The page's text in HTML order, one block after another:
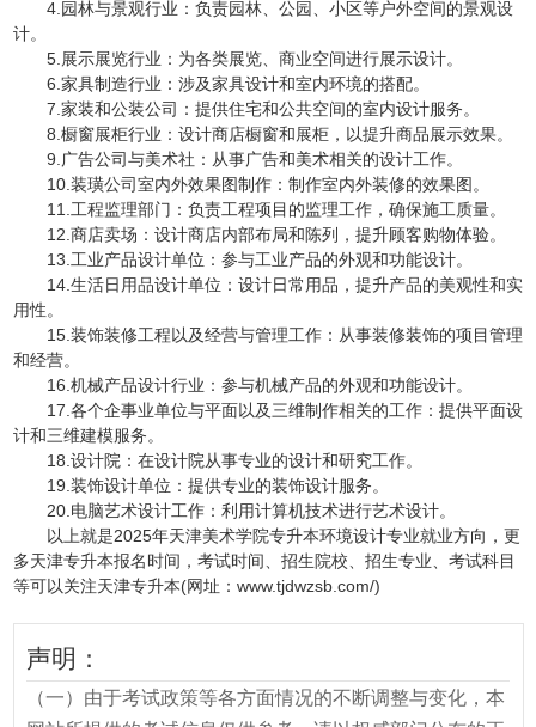
4.园林与景观行业：负责园林、公园、小区等户外空间的景观设
计。
5.展示展览行业：为各类展览、商业空间进行展示设计。
6.家具制造行业：涉及家具设计和室内环境的搭配。
7.家装和公装公司：提供住宅和公共空间的室内设计服务。
8.橱窗展柜行业：设计商店橱窗和展柜，以提升商品展示效果。
9.广告公司与美术社：从事广告和美术相关的设计工作。
10.装璜公司室内外效果图制作：制作室内外装修的效果图。
11.工程监理部门：负责工程项目的监理工作，确保施工质量。
12.商店卖场：设计商店内部布局和陈列，提升顾客购物体验。
13.工业产品设计单位：参与工业产品的外观和功能设计。
14.生活日用品设计单位：设计日常用品，提升产品的美观性和实
用性。
15.装饰装修工程以及经营与管理工作：从事装修装饰的项目管理
和经营。
16.机械产品设计行业：参与机械产品的外观和功能设计。
17.各个企事业单位与平面以及三维制作相关的工作：提供平面设
计和三维建模服务。
18.设计院：在设计院从事专业的设计和研究工作。
19.装饰设计单位：提供专业的装饰设计服务。
20.电脑艺术设计工作：利用计算机技术进行艺术设计。
以上就是2025年天津美术学院专升本环境设计专业就业方向，更
多天津专升本报名时间，考试时间、招生院校、招生专业、考试科目
等可以关注天津专升本(网址：www.tjdwzsb.com/)
声明：
（一）由于考试政策等各方面情况的不断调整与变化，本